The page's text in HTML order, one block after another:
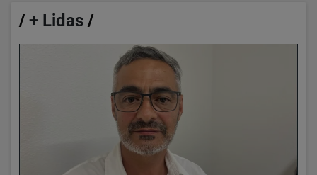
/ + Lidas /